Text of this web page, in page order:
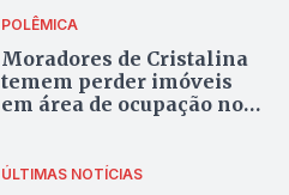
POLÊMICA
Moradores de Cristalina
temem perder imóveis
em área de ocupação no
ÚLTIMAS NOTÍCIAS